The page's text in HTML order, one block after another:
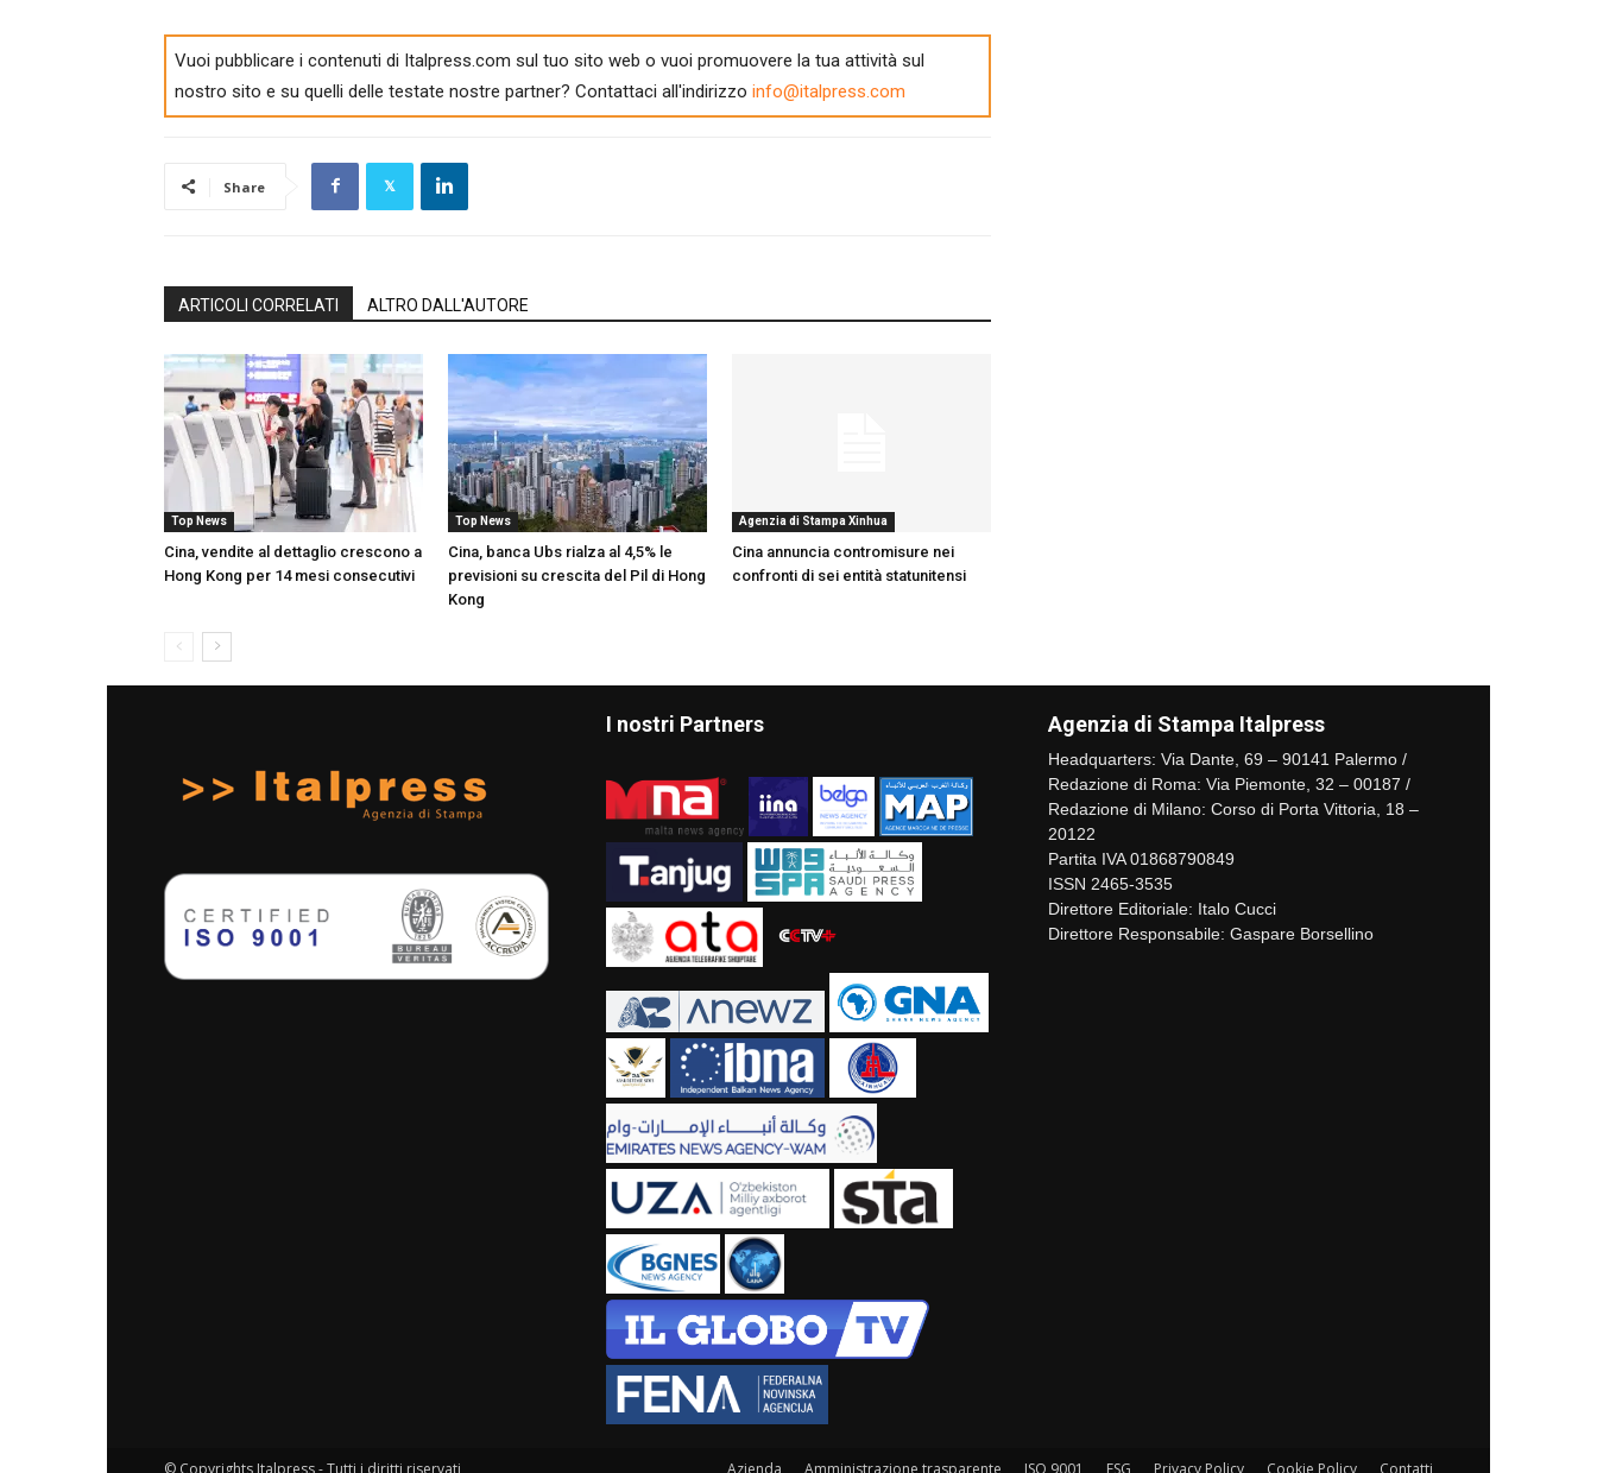
Vuoi pubblicare i contenuti di Italpress.com sul tuo sito web o vuoi promuovere la tua attività sul
nostro sito e su quelli delle testate nostre partner? Contattaci all'indirizzo info@italpress.com
Share
ARTICOLI CORRELATI ALTRO DALL'AUTORE
Top News
Cina, vendite al dettaglio crescono a
Hong Kong per 14 mesi consecutivi
Top News
Cina, banca Ubs rialza al 4,5% le
previsioni su crescita del Pil di Hong
Kong
Agenzia di Stampa Xinhua
Cina annuncia contromisure nei
confronti di sei entità statunitensi
I nostri Partners Agenzia di Stampa Italpress
Headquarters: Via Dante, 69 – 90141 Palermo /
Redazione di Roma: Via Piemonte, 32 – 00187 /
Redazione di Milano: Corso di Porta Vittoria, 18 –
20122
Partita IVA 01868790849
ISSN 2465-3535
Direttore Editoriale: Italo Cucci
Direttore Responsabile: Gaspare Borsellino
Azienda Amministrazione trasparente ISO 9001 ESG Privacy Policy Cookie Policy Contatti
© Copyrights Italpress - Tutti i diritti riservati